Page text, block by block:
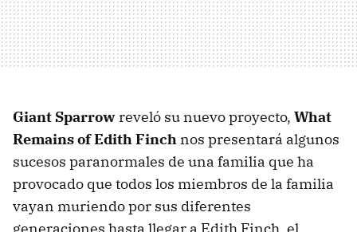
Giant Sparrow reveló su nuevo proyecto, What
Remains of Edith Finch nos presentará algunos
sucesos paranormales de una familia que ha
provocado que todos los miembros de la familia
vayan muriendo por sus diferentes
generaciones hasta llegar a Edith Finch, el